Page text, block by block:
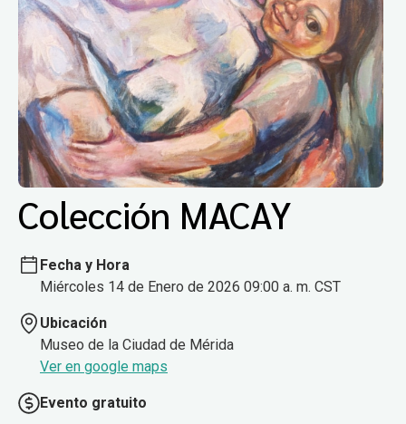
Colección MACAY
Fecha y Hora
Miércoles 14 de Enero de 2026 09:00 a. m. CST
Ubicación
Museo de la Ciudad de Mérida
Ver en google maps
Evento gratuito